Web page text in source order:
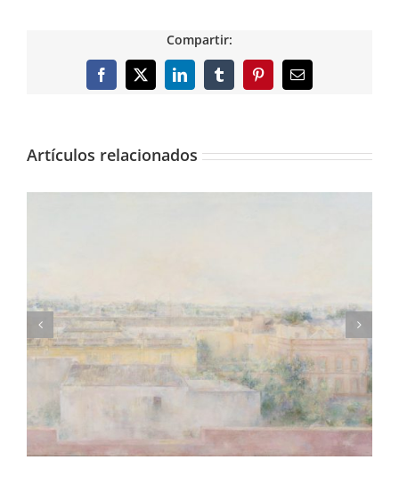
Compartir:
Facebook
X LinkedInTumblrPinterestCorreo
electrónico
Artículos relacionados
Núria Tamarit ilustra el mes de julio en nuestro
calendario